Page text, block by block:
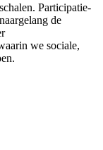
Participatie-
de
we sociale,